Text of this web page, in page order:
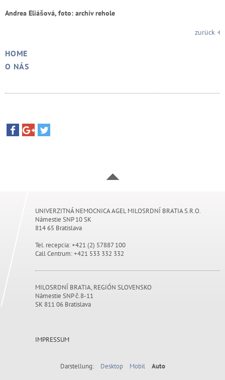
Andrea Eliášová, foto: archív rehole
zurück
HOME
O NÁS
UNIVERZITNÁ NEMOCNICA AGEL MILOSRDNÍ BRATIA S.R.O.
Námestie SNP 10 SK
814 65 Bratislava
Tel. recepcia: +421 (2) 57887 100
Call Centrum: +421 533 332 332
MILOSRDNÍ BRATIA, REGIÓN SLOVENSKO
Námestie SNP č.8-11
SK 811 06 Bratislava
IMPRESSUM
Darstellung: Desktop Mobil Auto